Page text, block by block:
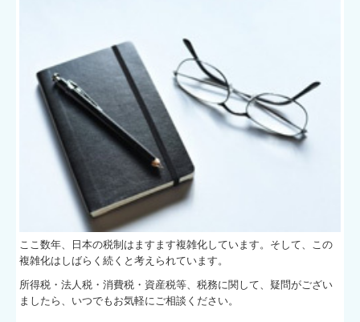
ここ数年、日本の税制はますます複雑化しています。そして、この
複雑化はしばらく続くと考えられています。
所得税・法人税・消費税・資産税等、税務に関して、疑問がござい
ましたら、いつでもお気軽にご相談ください。